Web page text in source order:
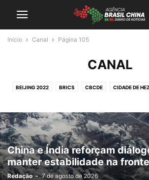
Início Canal Página 105
CANAL
BEIJING 2022 BRICS CBCDE CIDADE DE
China e Índia reforçam
manter estabilidade na
Redação - 7 de agosto de 2026